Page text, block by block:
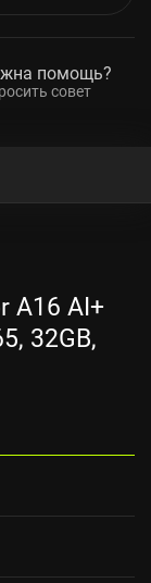
помощь?
совет
A16 AI+
32GB,